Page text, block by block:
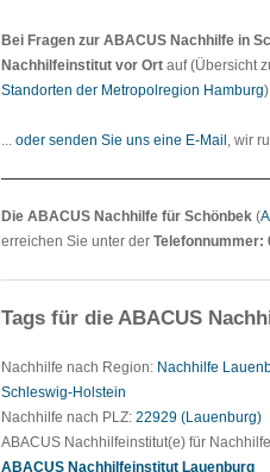
Bei Fragen zur ABACUS Nachhilfe in
Nachhilfeinstitut vor Ort auf (Übersicht
Standorten der Metropolregion Hamburg)
... oder senden Sie uns eine E-Mail , wir
Die ABACUS Nachhilfe für Schönbek (
erreichen Sie unter der Telefonnummer:
Tags für die ABACUS
Nachhilfe nach Region: Nachhilfe
Schleswig-Holstein
Nachhilfe nach PLZ: 22929 (Lauenburg)
ABACUS Nachhilfeinstitut(e) für
ABACUS Nachhilfeinstitut Lauenburg